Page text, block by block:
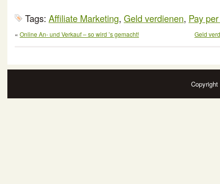
Tags: Affiliate Marketing, Geld verdienen, Pay
« Online An- und Verkauf – so wird ’s gemacht! Geld